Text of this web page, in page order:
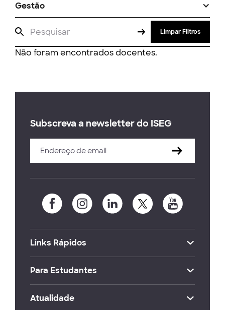
Gestão
Limpar Filtros
Não foram encontrados docentes.
Subscreva a newsletter do ISEG
Links Rápidos
Para Estudantes
Atualidade